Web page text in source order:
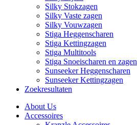
Silky Stokzagen
Silky Vaste zagen
Silky Vouwzagen
Stiga Heggenscharen
Stiga Kettingzagen
Stiga Multitools
Stiga Snoeischaren en zagen
Sunseeker Heggenscharen
Sunseeker Kettingzagen
Zoekresultaten
About Us
Accessoires